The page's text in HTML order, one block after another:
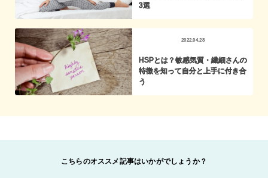
3選
2022.04.28
HSPとは？敏感気質・繊細さんの
特徴を知って自分と上手に付き合
う
こちらのオススメ記事はいかがでしょうか？